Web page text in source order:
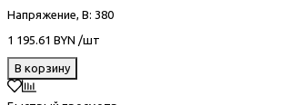
Напряжение, В: 380
1 195.61 BYN /шт
В корзину